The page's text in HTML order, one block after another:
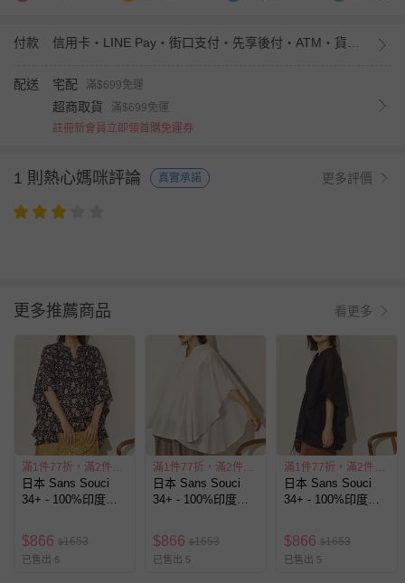
付款
配送 宅配 滿$699免運
超商取貨
滿$699免運
註冊新會員立即領首購免運券
1 則熱心媽咪評論 真實承諾 更多評價
更多推薦商品 看更多
滿1件77折，滿2件55折
日本 Sans Souci
34+ - 100%印度棉
花草-黑白
$866 $1653
已售出 6
滿1件77折，滿2件55折
日本 Sans Souci
34+ - 100%印度棉
素面-白
$866 $1653
已售出 5
滿1件77折，滿2件55折
日本 Sans Souci
34+ - 100%印度棉
素面-黑
$866 $1653
已售出 5